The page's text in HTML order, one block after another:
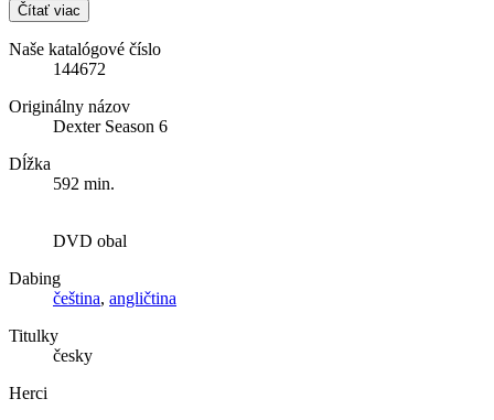
Čítať viac
Naše katalógové číslo
144672
Originálny názov
Dexter Season 6
Dĺžka
592 min.
DVD obal
Dabing
čeština, angličtina
Titulky
česky
Herci